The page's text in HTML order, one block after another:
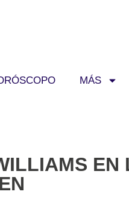
MÁS
EN